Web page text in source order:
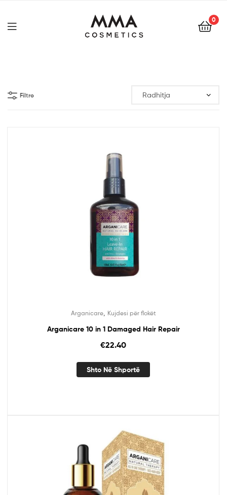
0
Filtro
Arganicare, Kujdesi për flokët
Arganicare 10 in 1 Damaged Hair Repair
€22.40
Shto Në Shportë